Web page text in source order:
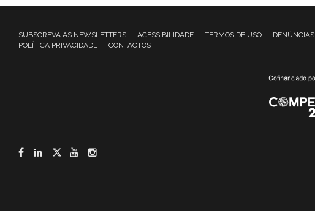
SUBSCREVA AS NEWSLETTERS ACESSIBILIDADE TERMOS DE USO
DENÚNCIAS
POLÍTICA PRIVACIDADE
CONTACTOS
Facebook
LinkedIn
Twitter
YouTube